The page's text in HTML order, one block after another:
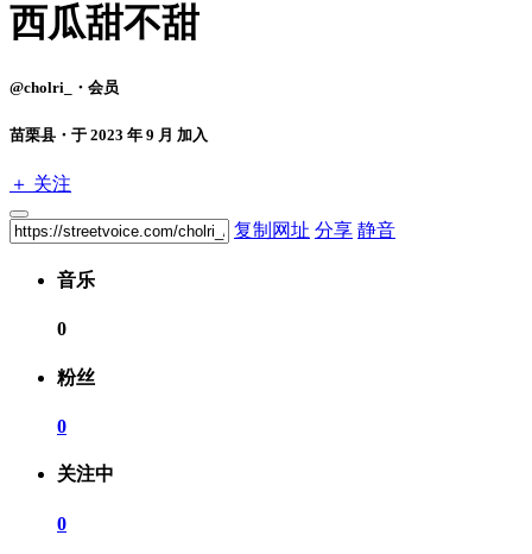
西瓜甜不甜
@cholri_・会员
苗栗县・于 2023 年 9 月 加入
＋ 关注
复制网址 分享 静音
音乐
0
粉丝
0
关注中
0